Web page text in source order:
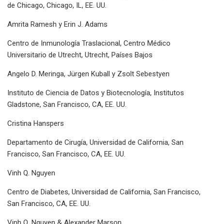
de Chicago, Chicago, IL, EE. UU.
Amrita Ramesh y Erin J. Adams
Centro de Inmunología Traslacional, Centro Médico
Universitario de Utrecht, Utrecht, Países Bajos
Angelo D. Meringa, Jürgen Kuball y Zsolt Sebestyen
Instituto de Ciencia de Datos y Biotecnología, Institutos
Gladstone, San Francisco, CA, EE. UU.
Cristina Hanspers
Departamento de Cirugía, Universidad de California, San
Francisco, San Francisco, CA, EE. UU.
Vinh Q. Nguyen
Centro de Diabetes, Universidad de California, San Francisco,
San Francisco, CA, EE. UU.